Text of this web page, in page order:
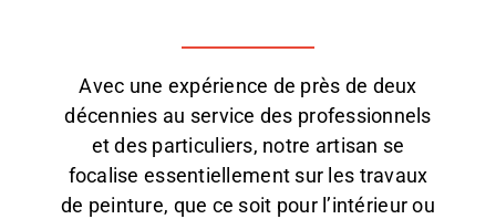
Avec une expérience de près de deux
décennies au service des professionnels
et des particuliers, notre artisan se
focalise essentiellement sur les travaux
de peinture, que ce soit pour l’intérieur ou